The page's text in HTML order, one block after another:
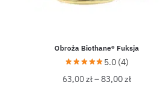
Obroża Biothane® Fuksja
5.0 (4)
63,00zł–83,00zł